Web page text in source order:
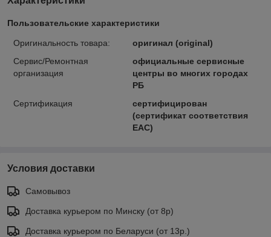
Пользовательские характеристики
Оригинальность товара:
оригинал (original)
Сервис/Ремонтная
организация
официальные сервисные
центры во многих городах
РБ
Сертификация
сертифицирован
(сертификат соответствия
ЕАС)
Условия доставки
Самовывоз
Доставка курьером по Минску (от 8р)
Доставка курьером по Беларуси (от 13р.)